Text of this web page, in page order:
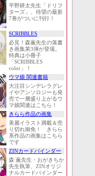
平野耕太先生「ドリフ
ターズ」、待望の最新
7巻がついに刊行！
SCRIBBLES
必見！森薫先生の落書
き画集第3弾が登場。
特典は小冊子
「SCRIBBLES
color」！
ウマ娘 関連書籍
大注目シンデレラグレ
イやアンソロジーも発
売で一層盛り上がるウ
マ娘関連はこちら！
きらら作品の画集
美麗イラスト満載＆売
り切れ御免！ きらら
系作品の画集はこちら
です
ZINカードバインダー
森 薫先生・おがきちか
先生執筆、ZINオリジ
ナルカードバインダー